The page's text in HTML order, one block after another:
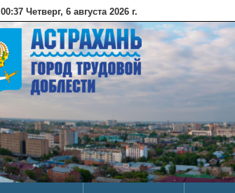
00:37 Четверг, 6 августа 2026 г.